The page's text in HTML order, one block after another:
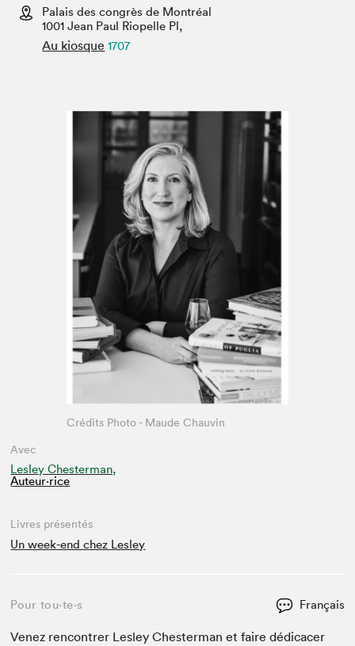
Espace médias
Palais des congrès de Montréal
1001 Jean Paul Riopelle Pl,
Au kiosque 1707
Avec
Lesley Chesterman,
Auteur·rice
Crédits Photo - Maude Chauvin
Livres présentés
Un week-end chez Lesley
Pour tou⋅te⋅s Français
Venez ren­con­tr­er Les­ley Chester­man et faire dédi­cac­er